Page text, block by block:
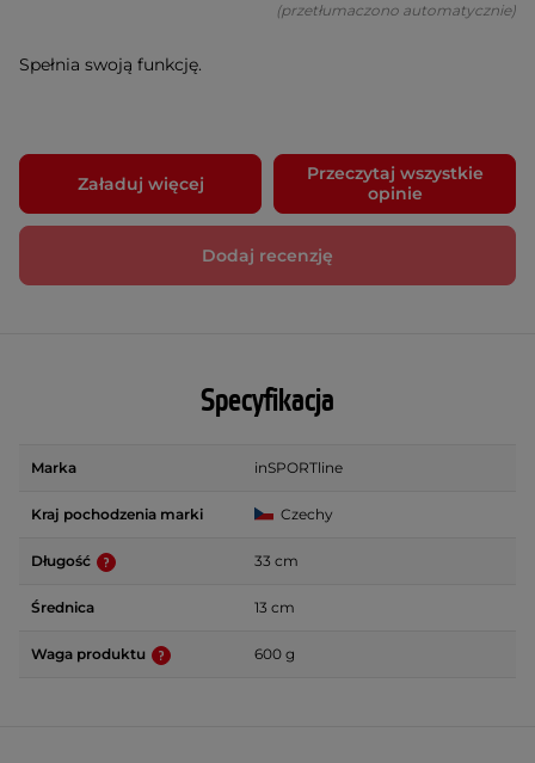
(przetłumaczono automatycznie)
Spełnia swoją funkcję.
Załaduj więcej
Przeczytaj wszystkie
opinie
Dodaj recenzję
Specyfikacja
Marka inSPORTline
Kraj pochodzenia marki Czechy
Długość 33 cm
Średnica 13 cm
Waga produktu 600 g